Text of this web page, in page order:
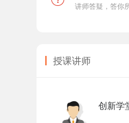
讲师答疑，答你
授课讲师
创新学